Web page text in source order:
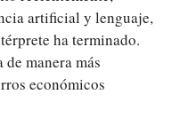
artificial y lenguaje,
ha terminado.
manera más
económicos